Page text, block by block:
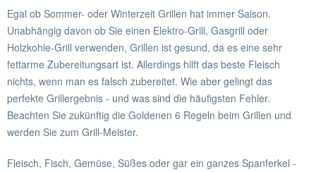
Egal ob Sommer- oder Winterzeit Grillen hat immer Saison.
Unabhängig davon ob Sie einen Elektro-Grill, Gasgrill oder
Holzkohle-Grill verwenden, Grillen ist gesund, da es eine sehr
fettarme Zubereitungsart ist. Allerdings hilft das beste Fleisch
nichts, wenn man es falsch zubereitet. Wie aber gelingt das
perfekte Grillergebnis - und was sind die häufigsten Fehler.
Beachten Sie zukünftig die Goldenen 6 Regeln beim Grillen und
werden Sie zum Grill-Meister.
Fleisch, Fisch, Gemüse, Süßes oder gar ein ganzes Spanferkel -